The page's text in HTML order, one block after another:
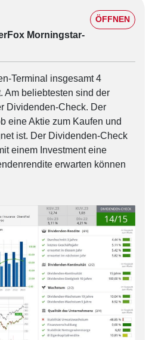
ÖFFNEN
Morningstar-
Terminal insgesamt 4
Am beliebtesten sind der
Dividenden-Check. Der
eine Aktie zum Kaufen und
ist. Der Dividenden-Check
einem Investment eine
erwarten können